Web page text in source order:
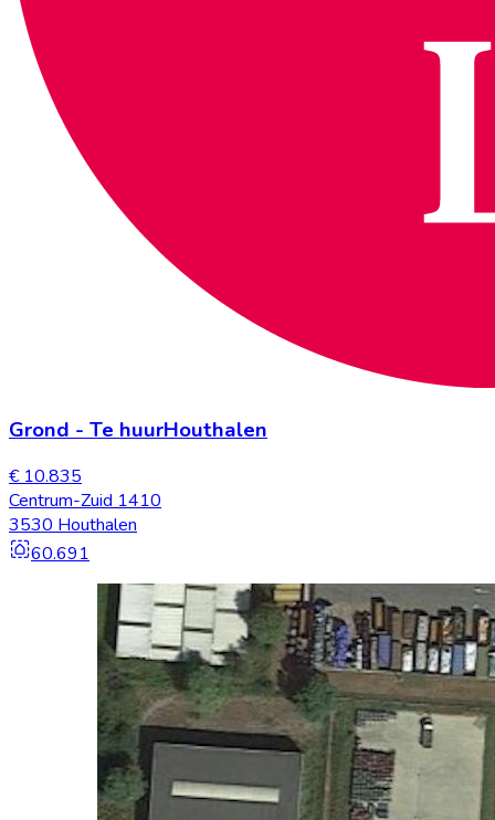
Grond - Te huurHouthalen
€ 10.835
Centrum-Zuid 1410
3530 Houthalen
60.691